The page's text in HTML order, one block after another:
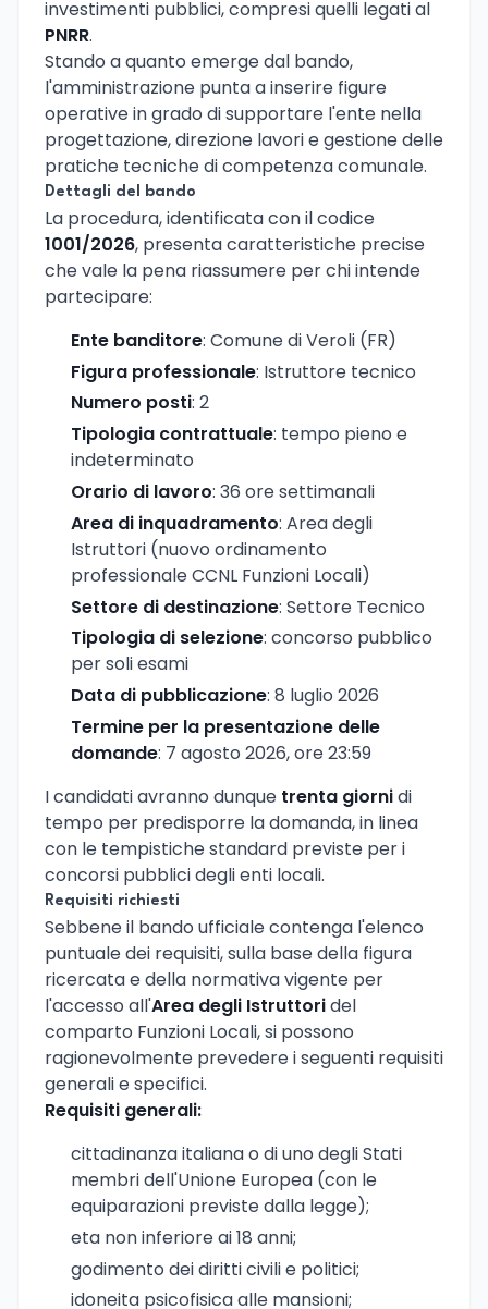
investimenti pubblici, compresi quelli legati al
PNRR.
Stando a quanto emerge dal bando,
l'amministrazione punta a inserire figure
operative in grado di supportare l'ente nella
progettazione, direzione lavori e gestione delle
pratiche tecniche di competenza comunale.
Dettagli del bando
La procedura, identificata con il codice
1001/2026, presenta caratteristiche precise
che vale la pena riassumere per chi intende
partecipare:
Ente banditore: Comune di Veroli (FR)
Figura professionale: Istruttore tecnico
Numero posti: 2
Tipologia contrattuale: tempo pieno e
indeterminato
Orario di lavoro: 36 ore settimanali
Area di inquadramento: Area degli
Istruttori (nuovo ordinamento
professionale CCNL Funzioni Locali)
Settore di destinazione: Settore Tecnico
Tipologia di selezione: concorso pubblico
per soli esami
Data di pubblicazione: 8 luglio 2026
Termine per la presentazione delle
domande: 7 agosto 2026, ore 23:59
I candidati avranno dunque trenta giornidi
tempo per predisporre la domanda, in linea
con le tempistiche standard previste per i
concorsi pubblici degli enti locali.
Requisiti richiesti
Sebbene il bando ufficiale contenga l'elenco
puntuale dei requisiti, sulla base della figura
ricercata e della normativa vigente per
l'accesso all'Area degli Istruttoridel
comparto Funzioni Locali, si possono
ragionevolmente prevedere i seguenti requisiti
generali e specifici.
Requisiti generali:
cittadinanza italiana o di uno degli Stati
membri dell'Unione Europea (con le
equiparazioni previste dalla legge);
eta non inferiore ai 18 anni;
godimento dei diritti civili e politici;
idoneita psicofisica alle mansioni;